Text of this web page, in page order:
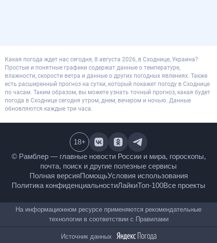
Какая погода ждет нас сегодня, 8 августа 2026, в Сходнице, Украина?
Простые и понятные графики содержат данные о температуре,
влажности, скорости ветра и данные о других погодных явлениях. Также
есть расширенный прогноз на сутки, который покажет погоду в Сходнице
по часам. Таким образом, вы можете узнать точный прогноз, какая будет
погода в Сходнице сегодня утром, днем, вечером и ночью. Данные
обновляются каждые три часа.
© Рамблер — главные новости России и мира,
гороскопы, почта, поиск и другие полезные сервисы
Полная версияПомощьУсловия использования
Политика конфиденциальностиЛайкиТоп-100
18+
На информационном ресурсе применяются
рекомендательные технологии в соответствии сПравилами